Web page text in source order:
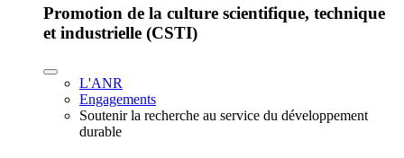
Promotion de la culture scientifique, technique
et industrielle (CSTI)
L'ANR
Engagements
Soutenir la recherche au service du développement
durable